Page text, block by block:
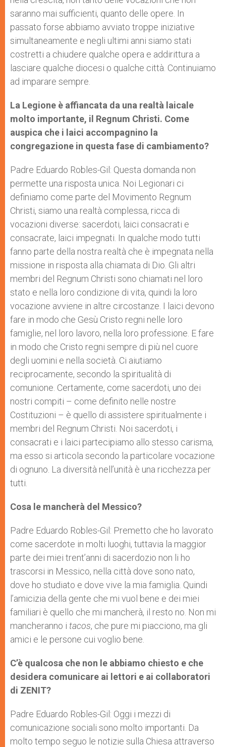
saranno mai sufficienti, quanto delle opere. In
passato forse abbiamo avviato troppe iniziative
simultaneamente e negli ultimi anni siamo stati
costretti a chiudere qualche opera e addirittura a
lasciare qualche diocesi o qualche città. Continuiamo
ad imparare sempre.
La Legione è affiancata da una realtà laicale
molto importante, il Regnum Christi. Come
auspica che i laici accompagnino la
congregazione in questa fase di cambiamento?
Padre Eduardo Robles-Gil: Questa domanda non
permette una risposta unica. Noi Legionari ci
definiamo come parte del Movimento Regnum
Christi, siamo una realtà complessa, ricca di
vocazioni diverse: sacerdoti, laici consacrati e
consacrate, laici impegnati. In qualche modo tutti
fanno parte della nostra realtà che è impegnata nella
missione in risposta alla chiamata di Dio. Gli altri
membri del Regnum Christi sono chiamati nel loro
stato e nella loro condizione di vita, quindi la loro
vocazione avviene in altre circostanze. I laici devono
fare in modo che Gesù Cristo regni nelle loro
famiglie, nel loro lavoro, nella loro professione. E fare
in modo che Cristo regni sempre di più nel cuore
degli uomini e nella società. Ci aiutiamo
reciprocamente, secondo la spiritualità di
comunione. Certamente, come sacerdoti, uno dei
nostri compiti – come definito nelle nostre
Costituzioni – è quello di assistere spiritualmente i
membri del Regnum Christi. Noi sacerdoti, i
consacrati e i laici partecipiamo allo stesso carisma,
ma esso si articola secondo la particolare vocazione
di ognuno. La diversità nell’unità è una ricchezza per
tutti.
Cosa le mancherà del Messico?
Padre Eduardo Robles-Gil: Premetto che ho lavorato
come sacerdote in molti luoghi, tuttavia la maggior
parte dei miei trent’anni di sacerdozio non li ho
trascorsi in Messico, nella città dove sono nato,
dove ho studiato e dove vive la mia famiglia. Quindi
l’amicizia della gente che mi vuol bene e dei miei
familiari è quello che mi mancherà, il resto no. Non mi
mancheranno i tacos, che pure mi piacciono, ma gli
amici e le persone cui voglio bene.
C’è qualcosa che non le abbiamo chiesto e che
desidera comunicare ai lettori e ai collaboratori
di ZENIT?
Padre Eduardo Robles-Gil: Oggi i mezzi di
comunicazione sociali sono molto importanti. Da
molto tempo seguo le notizie sulla Chiesa attraverso